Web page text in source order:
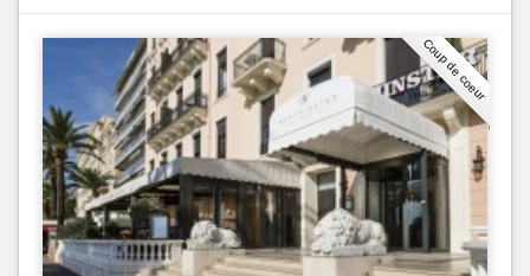
Coup de coeur